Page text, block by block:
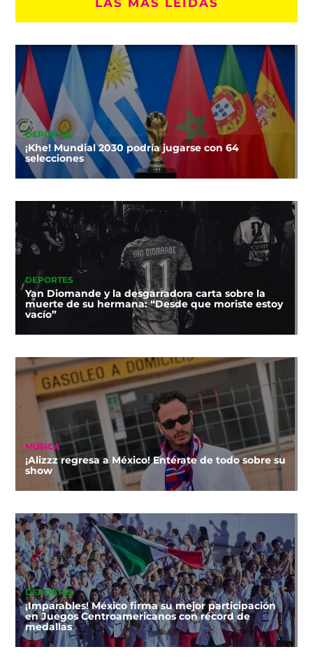
DEPORTES
¡Khe! Mundial 2030 podría jugarse con 64
selecciones
DEPORTES
Yan Diomande y la desgarradora carta sobre la
muerte de su hermana: “Desde que moriste estoy
vacío”
MÚSICA
¡Alizzz regresa a México! Entérate de todo sobre su
show
DEPORTES
¡Imparables! México firma su mejor participación
en Juegos Centroamericanos con récord de
medallas